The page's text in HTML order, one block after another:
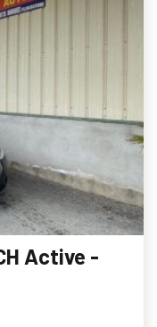
Active -